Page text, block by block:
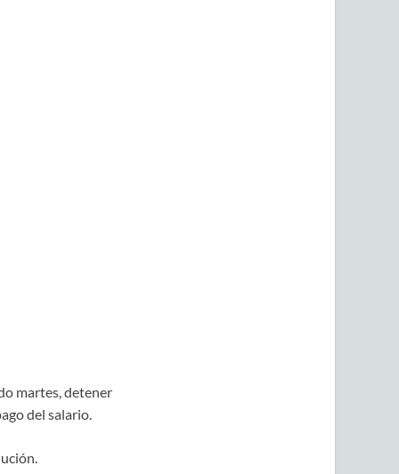
martes, detener
del salario.